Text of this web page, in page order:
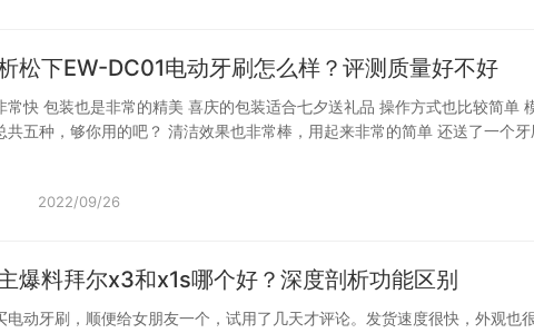
松下EW-DC01电动牙刷怎么样？评测质量好不好
常快 包装也是非常的精美 喜庆的包装适合七夕送礼品 操作方式也比较简单
共五种，够你用的吧？ 清洁效果也非常棒，用起来非常的简单 还送了一个牙
2022/09/26
爆料拜尔x3和x1s哪个好？深度剖析功能区别
电动牙刷，顺便给女朋友一个，试用了几天才评论。发货速度很快，外观也